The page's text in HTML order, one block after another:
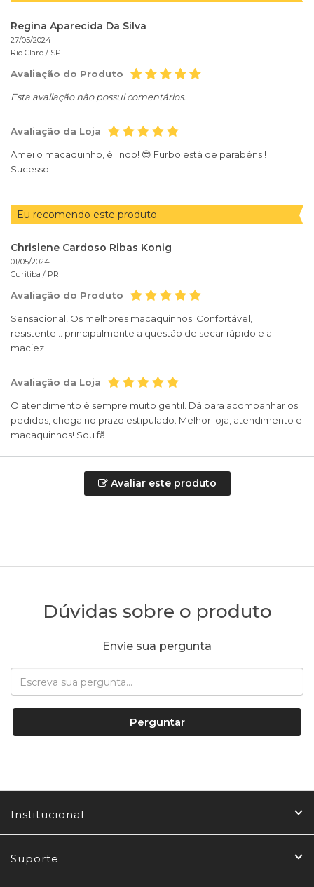
Regina Aparecida Da Silva
27/05/2024
Rio Claro / SP
Avaliação do Produto
Esta avaliação não possui comentários.
Avaliação da Loja
Amei o macaquinho, é lindo! 😍 Furbo está de parabéns !
Sucesso!
Eu recomendo este produto
Chrislene Cardoso Ribas Konig
01/05/2024
Curitiba / PR
Avaliação do Produto
Sensacional! Os melhores macaquinhos. Confortável,
resistente... principalmente a questão de secar rápido e a
maciez
Avaliação da Loja
O atendimento é sempre muito gentil. Dá para acompanhar os
pedidos, chega no prazo estipulado. Melhor loja, atendimento e
macaquinhos! Sou fã
Avaliar este produto
Dúvidas sobre o produto
Envie sua pergunta
Perguntar
Institucional
Suporte